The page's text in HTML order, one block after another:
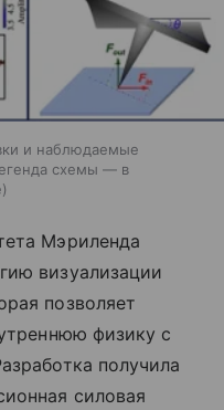
и наблюдаемые
схемы — в
Мэриленда
визуализации
позволяет
физику с
получила
силовая